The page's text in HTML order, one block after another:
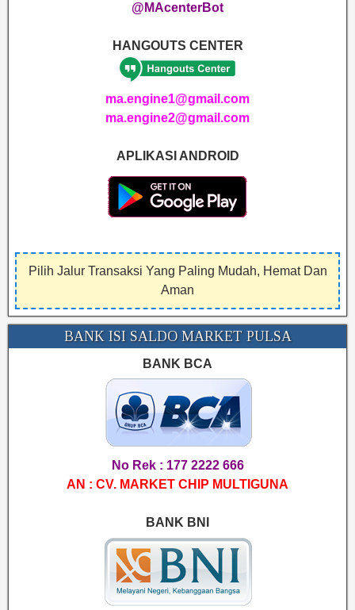
@MAcenterBot
HANGOUTS CENTER
ma.engine1@gmail.com
ma.engine2@gmail.com
APLIKASI ANDROID
Pilih Jalur Transaksi Yang Paling Mudah, Hemat Dan
Aman
BANK ISI SALDO MARKET PULSA
BANK BCA
No Rek : 177 2222 666
AN : CV. MARKET CHIP MULTIGUNA
BANK BNI